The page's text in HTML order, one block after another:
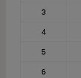
3
4
5
6